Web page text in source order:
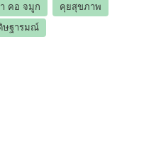
คอ จมูก
คุยสุขภาพ
ษฐารมณ์